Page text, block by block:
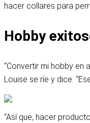
hacer collares para
Hobby
“Convertir mi hobby
Louise se ríe y dice:
“Así que, hacer